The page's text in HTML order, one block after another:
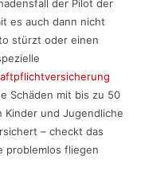
der Pilot der
es auch dann nicht
stürzt oder einen
Schäden mit bis zu 50
und Jugendliche
– checkt das
problemlos fliegen